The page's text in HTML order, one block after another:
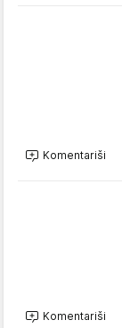
Komentariši
Komentariši